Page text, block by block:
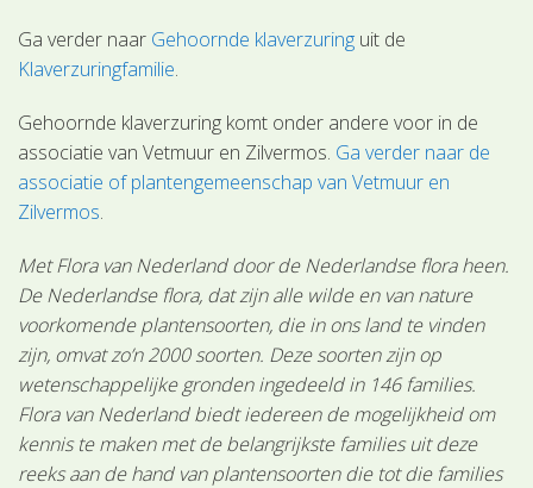
Ga verder naar Gehoornde klaverzuring uit de
Klaverzuringfamilie.
Gehoornde klaverzuring komt onder andere voor in de
associatie van Vetmuur en Zilvermos. Ga verder naar de
associatie of plantengemeenschap van Vetmuur en
Zilvermos.
Met Flora van Nederland door de Nederlandse flora heen.
De Nederlandse flora, dat zijn alle wilde en van nature
voorkomende plantensoorten, die in ons land te vinden
zijn, omvat zo’n 2000 soorten. Deze soorten zijn op
wetenschappelijke gronden ingedeeld in 146 families.
Flora van Nederland biedt iedereen de mogelijkheid om
kennis te maken met de belangrijkste families uit deze
reeks aan de hand van plantensoorten die tot die families